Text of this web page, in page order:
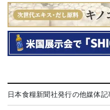
日本食糧新聞社発行の他媒体記